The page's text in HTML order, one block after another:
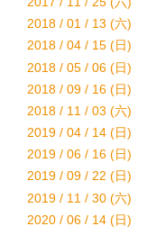
2018 / 01 / 13 (六)
2018 / 04 / 15 (日)
2018 / 05 / 06 (日)
2018 / 09 / 16 (日)
2018 / 11 / 03 (六)
2019 / 04 / 14 (日)
2019 / 06 / 16 (日)
2019 / 09 / 22 (日)
2019 / 11 / 30 (六)
2020 / 06 / 14 (日)